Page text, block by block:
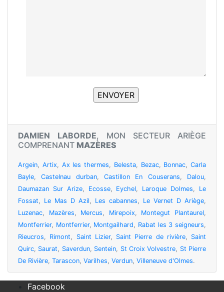
DAMIEN LABORDE, MON SECTEUR ARIÈGE
COMPRENANT MAZÈRES
Argein, Artix, Ax les thermes, Belesta, Bezac, Bonnac, Carla
Bayle,Castelnau durban,Castillon En Couserans, Dalou,
Daumazan Sur Arize, Ecosse, Eychel, Laroque Dolmes, Le
Fossat, Le Mas D Azil, Les cabannes, Le Vernet D Ariège,
Luzenac, Mazères, Mercus, Mirepoix, Montegut Plantaurel,
Montferrier, Montferrier, Montgailhard, Rabat les 3 seigneurs,
Rieucros, Rimont, Saint Lizier, Saint Pierre de rivière, Saint
Quirc, Saurat, Saverdun, Sentein, St Croix Volvestre, St Pierre
De Rivière, Tarascon, Varilhes, Verdun, Villeneuve d'Olmes.
Facebook